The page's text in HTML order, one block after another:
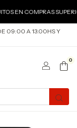
EN COMPRAS
09:00 A 13.00HS Y
0